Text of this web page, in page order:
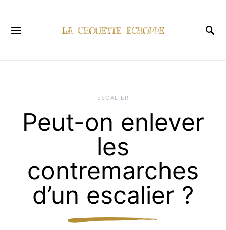
ESCALIER
Peut-on enlever
les
contremarches
d’un escalier ?